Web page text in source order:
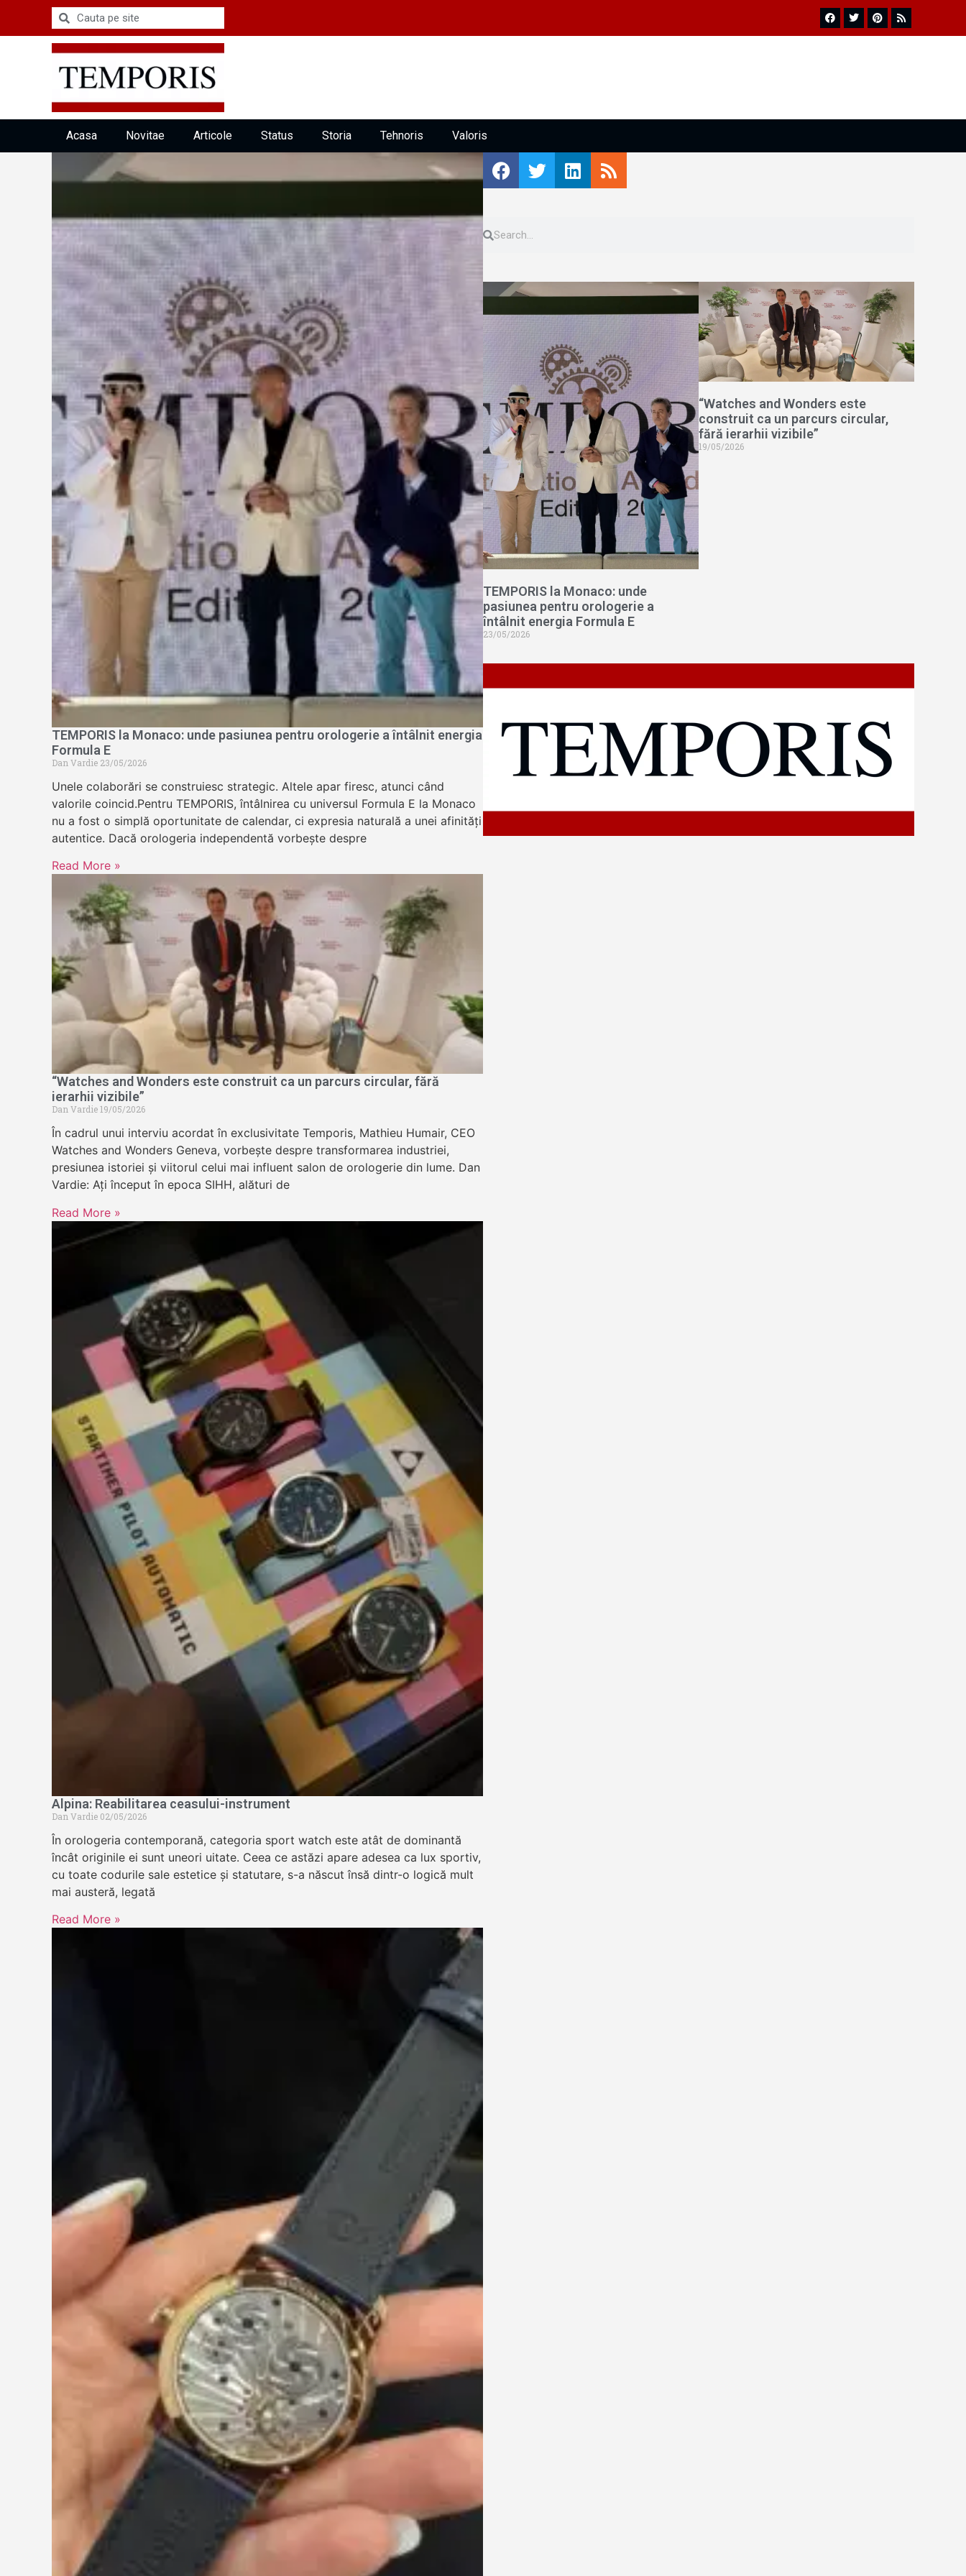
Acasa Novitae Articole Status Storia Tehnoris Valoris
TEMPORIS la Monaco: unde pasiunea pentru orologerie a întâlnit energia
Formula E
Dan Vardie 23/05/2026
Unele colaborări se construiesc strategic. Altele apar firesc, atunci când
valorile coincid.Pentru TEMPORIS, întâlnirea cu universul Formula E la Monaco
nu a fost o simplă oportunitate de calendar, ci expresia naturală a unei afinități
autentice. Dacă orologeria independentă vorbește despre
Read More »
“Watches and Wonders este construit ca un parcurs circular, fără
ierarhii vizibile”
Dan Vardie19/05/2026
În cadrul unui interviu acordat în exclusivitate Temporis, Mathieu Humair, CEO
Watches and Wonders Geneva, vorbește despre transformarea industriei,
presiunea istoriei și viitorul celui mai influent salon de orologerie din lume. Dan
Vardie: Ați început în epoca SIHH, alături de
Read More »
Alpina: Reabilitarea ceasului-instrument
Dan Vardie 02/05/2026
În orologeria contemporană, categoria sport watch este atât de dominantă
încât originile ei sunt uneori uitate. Ceea ce astăzi apare adesea ca lux sportiv,
cu toate codurile sale estetice și statutare, s-a născut însă dintr-o logică mult
mai austeră, legată
Read More »
TEMPORIS la Monaco: unde
pasiunea pentru orologerie a
întâlnit energia Formula E
23/05/2026
“Watches and Wonders este
construit ca un parcurs circular,
fără ierarhii vizibile”
19/05/2026